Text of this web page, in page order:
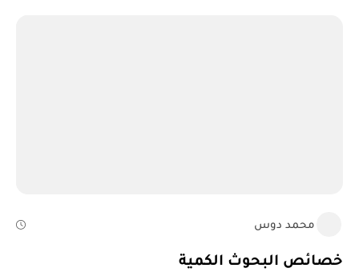
محمد دوس
خصائص البحوث الكمية